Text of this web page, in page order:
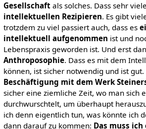
Gesellschaftals solches. Dass sehr
intellektuellen Rezipieren. Es gibt
trotzdem zu viel passiert auch, dass es
intellektuell aufgenommen ist und
Lebenspraxis geworden ist. Und erst
Anthroposophie. Dass es mit dem
können, ist sicher notwendig und ist
Beschäftigung mit dem Werk
sicher eine ziemliche Zeit, wo man sich
durchwurschtelt, um überhaupt
ich denn eigentlich tun, was könnte ich
dann darauf zu kommen: Das muss